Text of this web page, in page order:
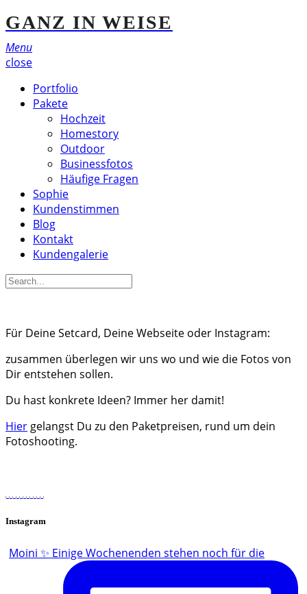
GANZ IN WEISE
Menu
close
Portfolio
Pakete
Hochzeit
Homestory
Outdoor
Businessfotos
Häufige Fragen
Sophie
Kundenstimmen
Blog
Kontakt
Kundengalerie
Für Deine Setcard, Deine Webseite oder Instagram:
zusammen überlegen wir uns wo und wie die Fotos von
Dir entstehen sollen.
Du hast konkrete Ideen? Immer her damit!
Hier gelangst Du zu den Paketpreisen, rund um dein
Fotoshooting.
Instagram
Moini ✨ Einige Wochenenden stehen noch für die